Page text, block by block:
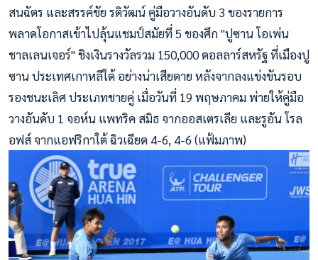
สนฉัตร และสรรค์ชัย รติวัฒน์ คู่มือวางอันดับ 3 ของรายการ
พลาดโอกาสเข้าไปลุ้นแชมป์สมัยที่ 5 ของศึก "ปูซาน โอเพ่น
ชาลเลนเจอร์" ชิงเงินรางวัลรวม 150,000 ดอลลาร์สหรัฐ ที่เมืองปู
ซาน ประเทศเกาหลีใต้ อย่างน่าเสียดาย หลังจากลงแข่งขันรอบ
รองชนะเลิศ ประเภทชายคู่ เมื่อวันที่ 19 พฤษภาคม พ่ายให้คู่มือ
วางอันดับ 1 จอห์น แพทริค สมิธ จากออสเตรเลีย และรูอัน โรล
อฟส์ จากแอฟริกาใต้ ฉิวเฉียด 4-6, 4-6 (แฟ้มภาพ)